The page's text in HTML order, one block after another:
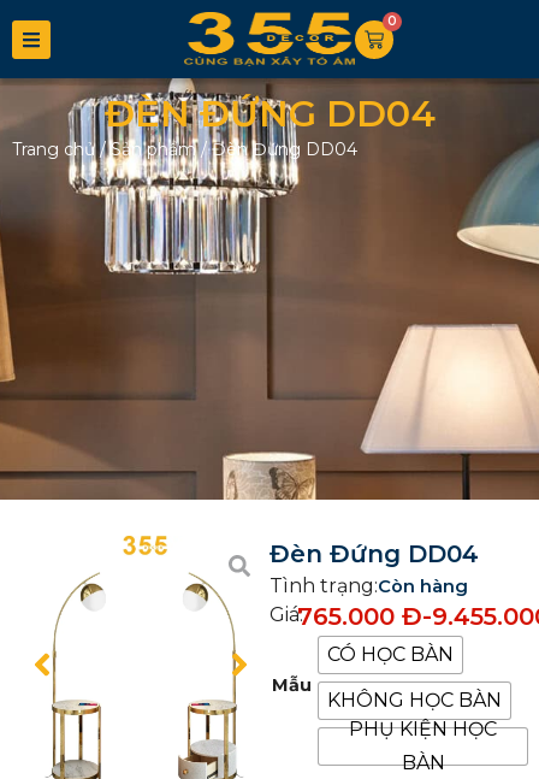
0
ĐÈN ĐỨNG DD04
Trang chủ/Sản phẩm/Đèn Đứng DD04
Đèn Đứng DD04
Tình trạng:Còn hàng
Giá:765.000 Đ-
Mẫu
CÓ HỌC BÀN
KHÔNG HỌC BÀN
PHỤ KIỆN HỌC
BÀN